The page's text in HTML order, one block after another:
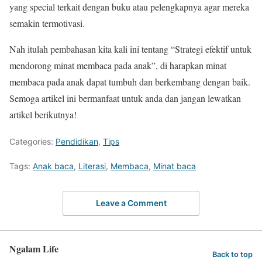
yang special terkait dengan buku atau pelengkapnya agar mereka
semakin termotivasi.
Nah itulah pembahasan kita kali ini tentang “Strategi efektif untuk
mendorong minat membaca pada anak”, di harapkan minat
membaca pada anak dapat tumbuh dan berkembang dengan baik.
Semoga artikel ini bermanfaat untuk anda dan jangan lewatkan
artikel berikutnya!
Categories: Pendidikan, Tips
Tags: Anak baca, Literasi, Membaca, Minat baca
Leave a Comment
Ngalam Life Back to top